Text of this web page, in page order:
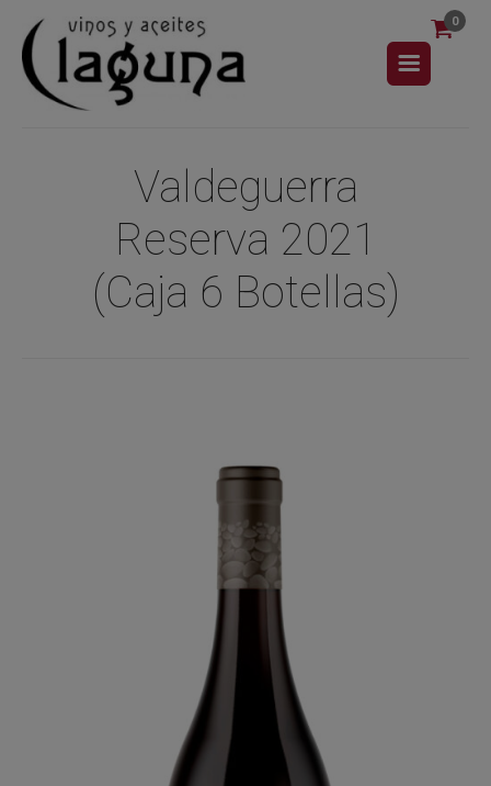
0
Valdeguerra
Reserva 2021
(Caja 6 Botellas)